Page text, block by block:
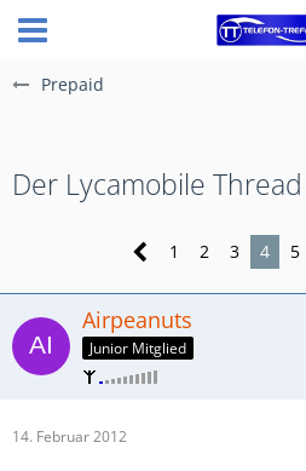
Prepaid
Der Lycamobile Thread
1 2 3 4 5
Airpeanuts
Junior Mitglied
14. Februar 2012